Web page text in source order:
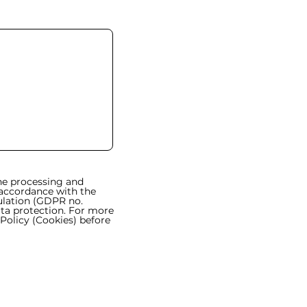
processing and
with the
(GDPR no.
protection. For more
(Cookies) before